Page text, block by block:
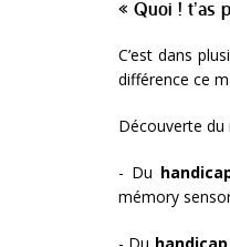
« Quoi ! t’as
C’est dans
différence ce
Découverte du
- Du
mémory
- Du